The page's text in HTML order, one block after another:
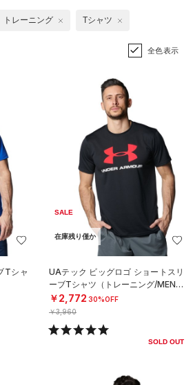
トレーニング Tシャツ
全色表示
Tシャ
SALE
在庫残り僅か
UAテック ビッグロゴ ショートスリ
ーブTシャツ（トレーニング/MEN）
￥2,772 30%OFF
￥3,960
SOLD OUT